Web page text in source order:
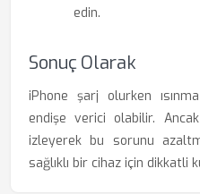
edin.
Sonuç Olarak
iPhone şarj olurken
endişe verici olabilir.
izleyerek bu sorunu
sağlıklı bir cihaz için dikkatli